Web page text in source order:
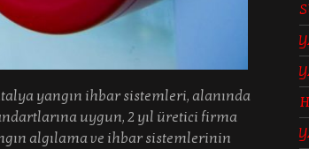
yangın ihbar sistemleri, alanında
uygun, 2 yıl üretici firma
algılama ve ihbar sistemlerinin